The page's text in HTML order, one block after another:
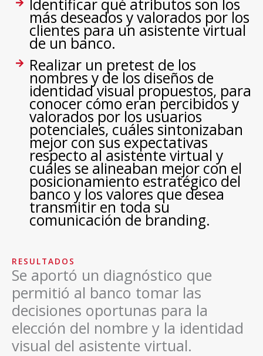
Identificar qué atributos son los
más deseados y valorados por los
clientes para un asistente virtual
de un banco.​
Realizar un pretest de los
nombres y de los diseños de
identidad visual propuestos, para
conocer cómo eran percibidos y
valorados por los usuarios
potenciales, cuáles sintonizaban
mejor con sus expectativas
respecto al asistente virtual y
cuáles se alineaban mejor con el
posicionamiento estratégico del
banco y los valores que desea
transmitir en toda su
comunicación de branding.​
RESULTADOS
Se aportó un diagnóstico que
permitió al banco tomar las
decisiones oportunas para la
elección del nombre y la identidad
visual del asistente virtual.